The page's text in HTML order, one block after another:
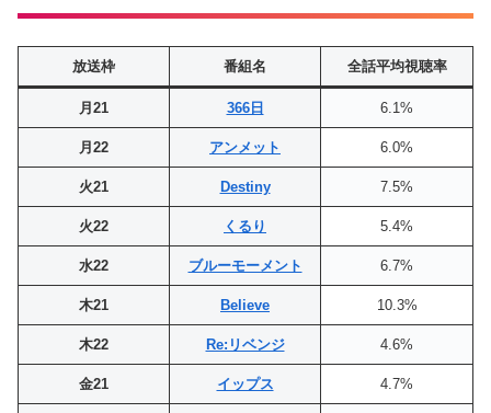
放送枠 番組名 全話平均視聴率
月21 366日 6.1%
月22 アンメット 6.0%
火21 Destiny 7.5%
火22 くるり 5.4%
水22 ブルーモーメント 6.7%
木21 Believe 10.3%
木22 Re:リベンジ 4.6%
金21 イップス 4.7%